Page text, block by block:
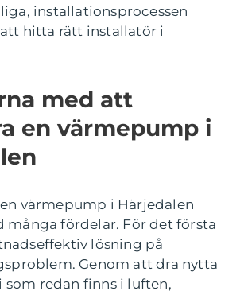
installationsprocessen
hitta rätt installatör i
med att
en värmepump i
värmepump i Härjedalen
många fördelar. För det första
lösning på
Genom att dra nytta
som redan finns i luften,